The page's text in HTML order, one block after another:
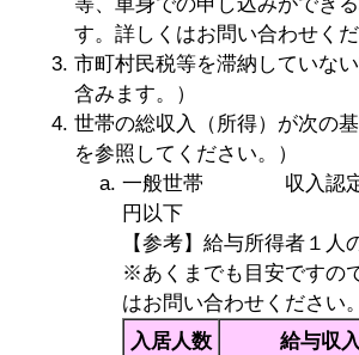
す。詳しくはお問い合わせくだ
市町村民税等を滞納していな
含みます。）
世帯の総収入（所得）が次の
を参照してください。）
一般世帯 収入認定
円以下
【参考】給与所得者１人
※あくまでも目安ですの
はお問い合わせください。
入居人数
給与収